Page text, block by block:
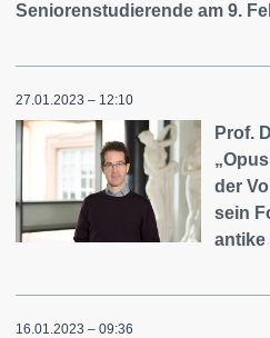
Seniorenstudierende am 9.
27.01.2023 – 12:10
Prof.
der
sein
antike
16.01.2023 – 09:36